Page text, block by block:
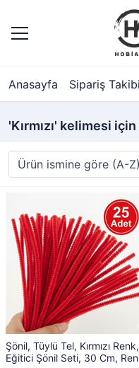
Anasayfa Sipariş Takibi
'Kırmızı' kelimesi
Şönil, Tüylü Tel, Kırmızı Renk,
Eğitici Şönil Seti, 30 Cm,